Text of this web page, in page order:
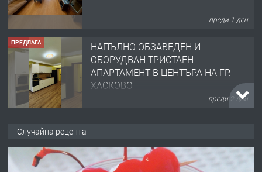
преди 1 ден
ПРЕДЛАГА
НАПЪЛНО ОБЗАВЕДЕН И
ОБОРУДВАН ТРИСТАЕН
АПАРТАМЕНТ В ЦЕНТЪРА НА ГР.
ХАСКОВО
преди 2 дни
Случайна рецепта